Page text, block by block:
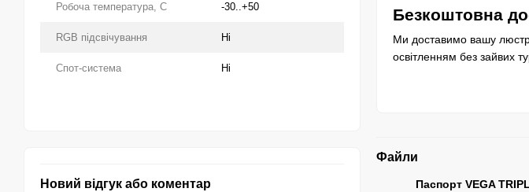
Робоча температура, С -30..+50
RGB підсвічування Ні
Спот-система Ні
Новий відгук або коментар
Безкоштовна
Ми доставимо вашу
освітленням без зайвих
Файли
Паспорт VEGA